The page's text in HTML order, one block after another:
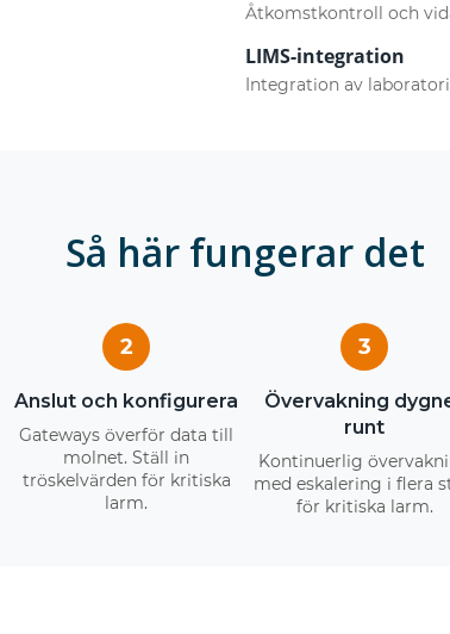
Åtkomstkontroll och
LIMS-integration
Integration av
Så här fungerar det
2
Anslut och konfigurera
Gateways överför data till
molnet. Ställ in
tröskelvärden för kritiska
larm.
3
Övervakning
runt
Kontinuerlig
med eskalering i flera
för kritiska larm.